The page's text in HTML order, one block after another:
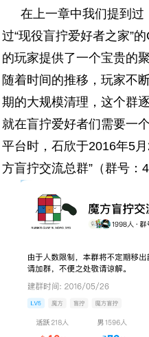
在上一章中我们提到过
过“现役盲拧爱好者之家”
的玩家提供了一个宝贵的
随着时间的推移，玩家不
期的大规模清理，这个群
就在盲拧爱好者们需要一
平台时，石欣于2016年5
方盲拧交流总群”（群号：